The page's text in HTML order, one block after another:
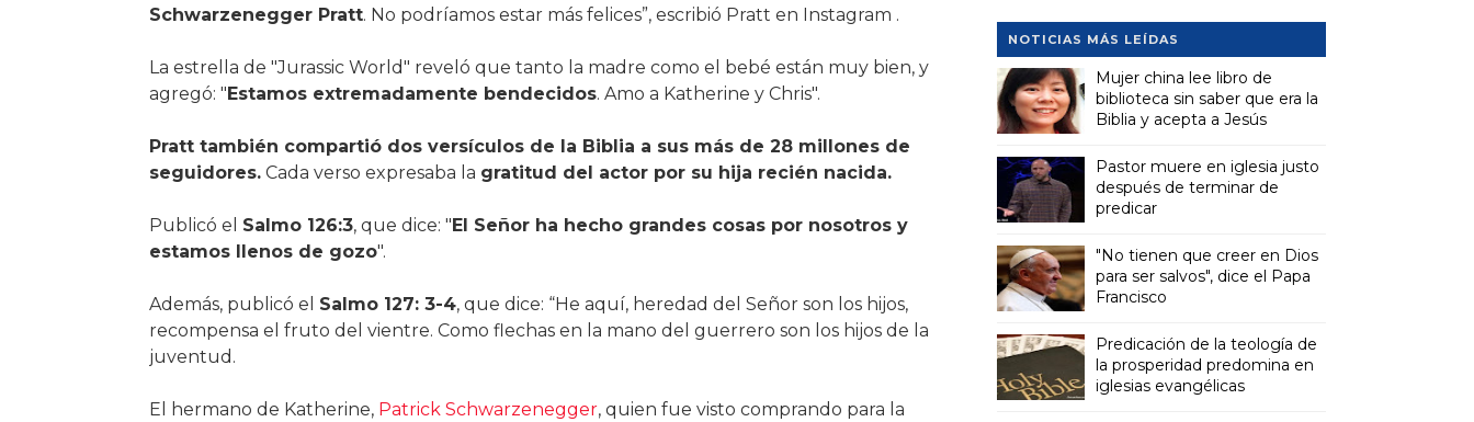
Schwarzenegger Pratt. No podríamos estar más felices”, escribió Pratt en Instagram .
La estrella de "Jurassic World" reveló que tanto la madre como el bebé están muy bien, y
agregó: "Estamos extremadamente bendecidos. Amo a Katherine y Chris".
Pratt también compartió dos versículos de la Biblia a sus más de 28 millones de
seguidores.Cada verso expresaba la gratitud del actor por su hija recién nacida.
Publicó el Salmo 126:3, que dice: "El Señor ha hecho grandes cosas por nosotros y
estamos llenos de gozo".
Además, publicó el Salmo 127: 3-4, que dice: “He aquí, heredad del Señor son los hijos,
recompensa el fruto del vientre. Como flechas en la mano del guerrero son los hijos de la
juventud.
El hermano de Katherine, Patrick Schwarzenegger, quien fue visto comprando para la
NOTICIAS MÁS LEÍDAS
Mujer china lee libro de
biblioteca sin saber que era la
Biblia y acepta a Jesús
Pastor muere en iglesia justo
después de terminar de
predicar
"No tienen que creer en Dios
para ser salvos", dice el Papa
Francisco
Predicación de la teología de
la prosperidad predomina en
iglesias evangélicas